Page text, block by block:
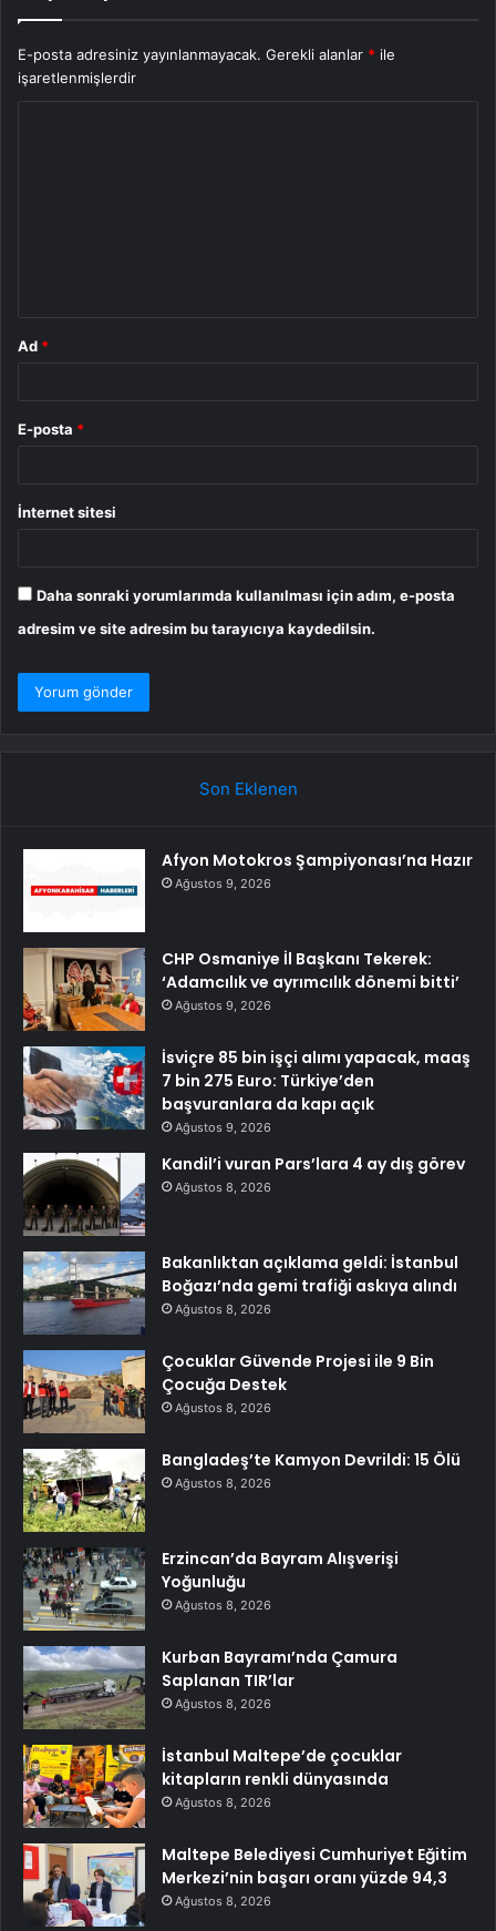
E-posta adresiniz yayınlanmayacak. Gerekli alanlar * ile
işaretlenmişlerdir
Ad *
E-posta *
İnternet sitesi
Daha sonraki yorumlarımda kullanılması için adım, e-posta
adresim ve site adresim bu tarayıcıya kaydedilsin.
Son Eklenen
Afyon Motokros Şampiyonası’na Hazır
Ağustos 9, 2026
CHP Osmaniye İl Başkanı Tekerek:
‘Adamcılık ve ayrımcılık dönemi bitti’
Ağustos 9, 2026
İsviçre 85 bin işçi alımı yapacak, maaş
7 bin 275 Euro: Türkiye’den
başvuranlara da kapı açık
Ağustos 9, 2026
Kandil’i vuran Pars’lara 4 ay dış görev
Ağustos 8, 2026
Bakanlıktan açıklama geldi: İstanbul
Boğazı’nda gemi trafiği askıya alındı
Ağustos 8, 2026
Çocuklar Güvende Projesi ile 9 Bin
Çocuğa Destek
Ağustos 8, 2026
Bangladeş’te Kamyon Devrildi: 15 Ölü
Ağustos 8, 2026
Erzincan’da Bayram Alışverişi
Yoğunluğu
Ağustos 8, 2026
Kurban Bayramı’nda Çamura
Saplanan TIR’lar
Ağustos 8, 2026
İstanbul Maltepe’de çocuklar
kitapların renkli dünyasında
Ağustos 8, 2026
Maltepe Belediyesi Cumhuriyet Eğitim
Merkezi’nin başarı oranı yüzde 94,3
Ağustos 8, 2026